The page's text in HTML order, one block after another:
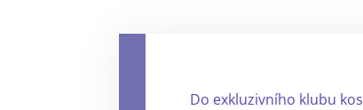
Do exkluzivního klubu